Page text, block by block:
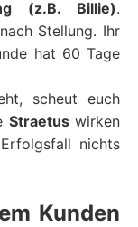
(z.B. Billie).
Stellung. Ihr
hat 60 Tage
scheut euch
Straetuswirken
nichts
Kunden